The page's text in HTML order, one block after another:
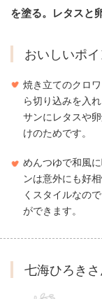
を塗る。レタスと
おいしいポイ
焼き立てのクロ
ら切り込みを入
サンにレタスや
けのためです。
めんつゆで和風
ンは意外にも好
くスタイルなの
ができます。
七海ひろき